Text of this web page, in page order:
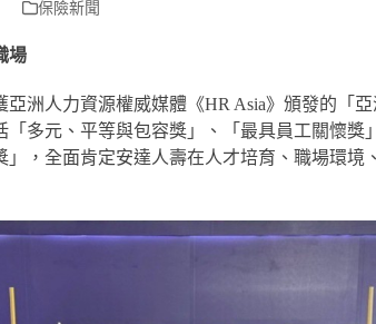
保險新聞
場
亞洲人力資源權威媒體《HR Asia》頒發的「
「多元、平等與包容獎」、「最具員工關懷獎
」，全面肯定安達人壽在人才培育、職場環境